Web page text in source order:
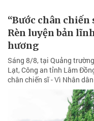
“Bước chân
Rèn luyện bản
hương
Sáng 8/8, tại Quảng
Lạt, Công an tỉnh Lâm
chân chiến sĩ - Vì Nhân